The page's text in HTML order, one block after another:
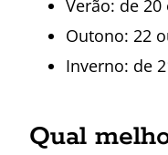
Verão: de 20
Outono: 22
Inverno: de
Qual